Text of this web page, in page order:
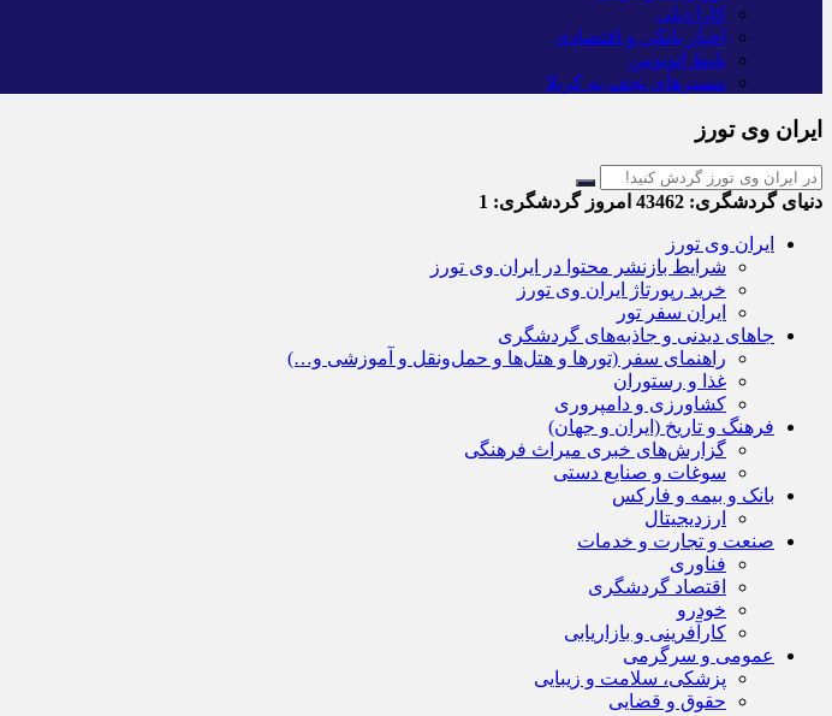
کارا دیلی
اخبار بانکی و اقتصادی
بلیط اتوبوس
مسیرهای نجف به کربلا
ایران وی تورز
دنیای گردشگری: امروز گردشگری:
ایران وی تورز
شرایط بازنشر محتوا در ایران وی تورز
خرید رپورتاژ ایران وی تورز
ایران سفر تور
جاهای دیدنی و جاذبه‌های گردشگری
راهنمای سفر (تورها و هتل‌ها و حمل‌و‌نقل و آموزشی و…)
غذا و رستوران
کشاورزی و دامپروری
فرهنگ و تاریخ (ایران و جهان)
گزارش‌های خبری میراث فرهنگی
سوغات و صنایع دستی
بانک و بیمه و فارکس
ارزدیجیتال
صنعت و تجارت و خدمات
فناوری
اقتصاد گردشگری
خودرو
کارآفرینی و بازاریابی
عمومی و سرگرمی
پزشکی، سلامت و زیبایی
حقوق و قضایی